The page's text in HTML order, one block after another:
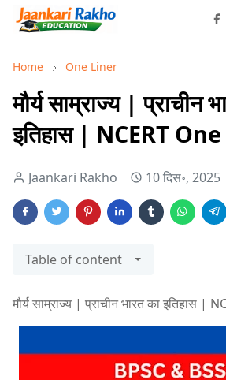
Home One Liner
मौर्य साम्राज्य | प्राचीन
इतिहास | NCERT
Jaankari Rakho 10 दिस॰, 2025
Table of content
मौर्य साम्राज्य | प्राचीन भारत का इतिहास |